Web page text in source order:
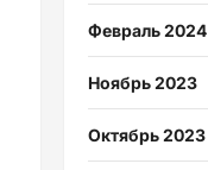
Февраль 2024
Ноябрь 2023
Октябрь 2023